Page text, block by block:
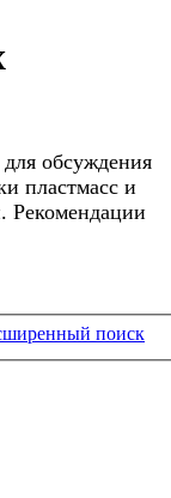
обсуждения
пластмасс и
Рекомендации
поиск